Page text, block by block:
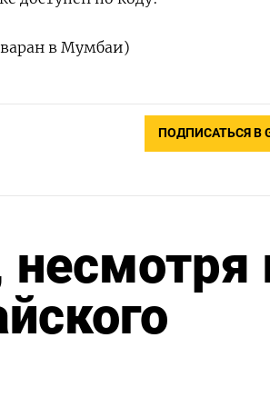
в Мумбаи)
ПОДПИСАТЬСЯ В